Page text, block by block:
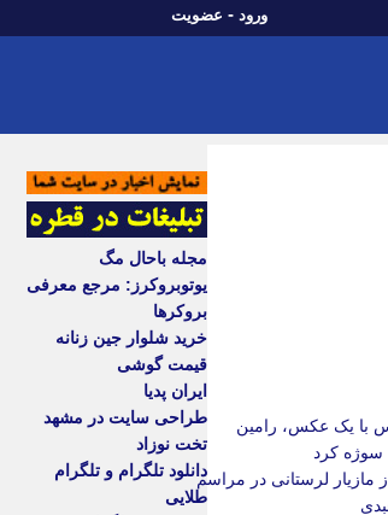
ورود - عضویت
با یک عکس، رامین
سوژه کرد
لرستانی در مراسم
مجله باحال مگ
یوتوبروکرز: مرجع معرفی
بروکرها
خرید شلوار جین زنانه
قیمت گوشی
ایران پدیا
طراحی سایت در مشهد
تخت نوزاد
دانلود تلگرام و تلگرام
طلایی